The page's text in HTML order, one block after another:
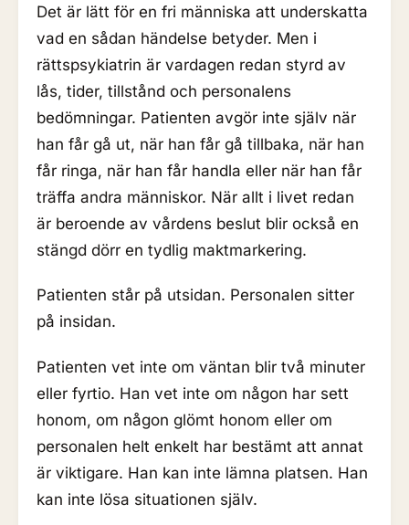
Det är lätt för en fri människa att underskatta
vad en sådan händelse betyder. Men i
rättspsykiatrin är vardagen redan styrd av
lås, tider, tillstånd och personalens
bedömningar. Patienten avgör inte själv när
han får gå ut, när han får gå tillbaka, när han
får ringa, när han får handla eller när han får
träffa andra människor. När allt i livet redan
är beroende av vårdens beslut blir också en
stängd dörr en tydlig maktmarkering.
Patienten står på utsidan. Personalen sitter
på insidan.
Patienten vet inte om väntan blir två minuter
eller fyrtio. Han vet inte om någon har sett
honom, om någon glömt honom eller om
personalen helt enkelt har bestämt att annat
är viktigare. Han kan inte lämna platsen. Han
kan inte lösa situationen själv.